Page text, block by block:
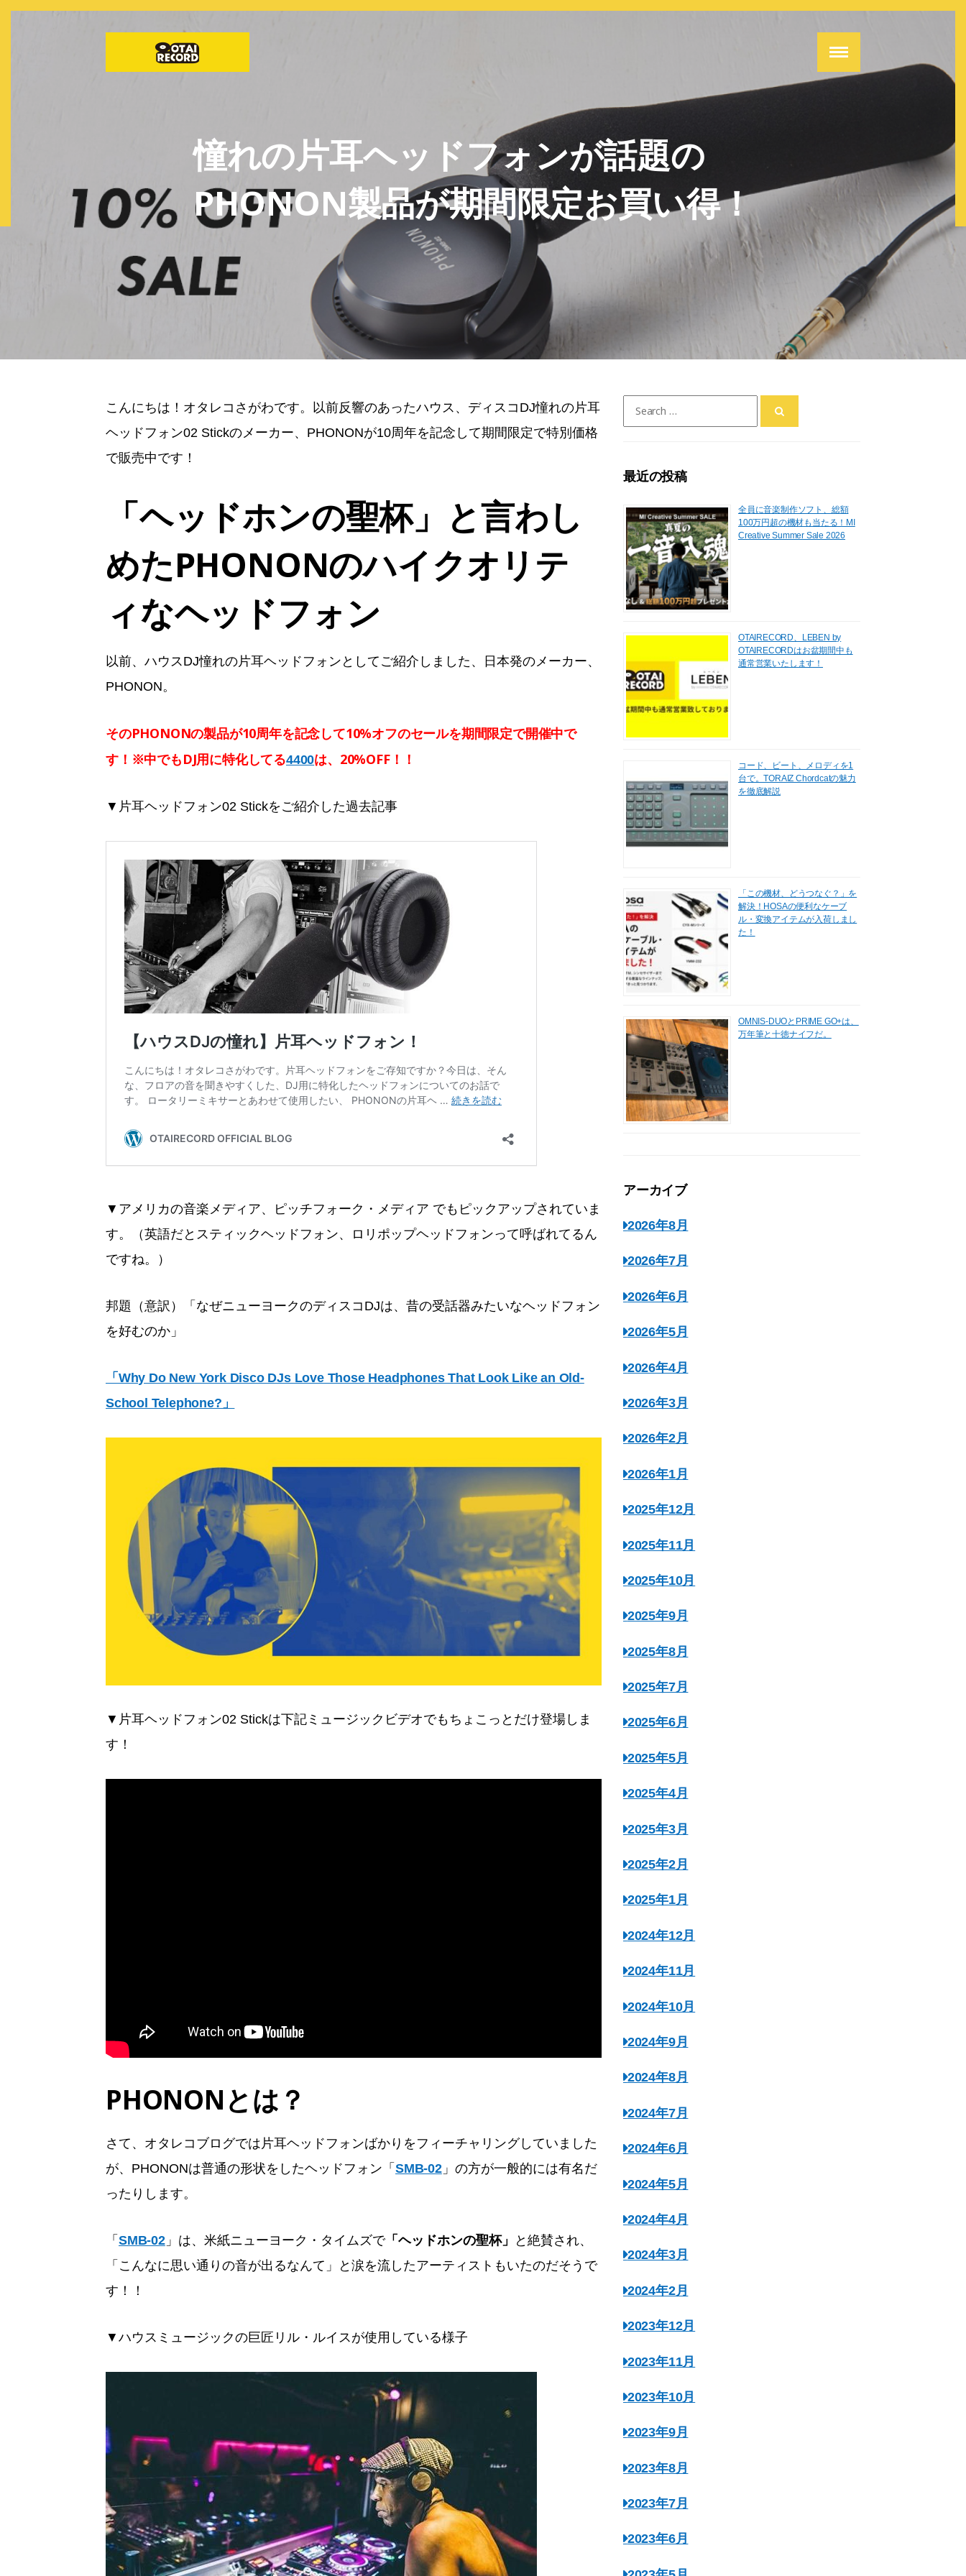
憧れの片耳ヘッドフォンが話題の
PHONON製品が期間限定お買い得！
こんにちは！オタレコさがわです。以前反響のあったハウス、ディスコDJ憧れの片耳
ヘッドフォン02 Stickのメーカー、PHONONが10周年を記念して期間限定で特別価格
で販売中です！
「ヘッドホンの聖杯」と言わし
めたPHONONのハイクオリテ
ィなヘッドフォン
以前、ハウスDJ憧れの片耳ヘッドフォンとしてご紹介しました、日本発のメーカー、
PHONON。
そのPHONONの製品が10周年を記念して10%オフのセールを期間限定で開催中で
す！※中でもDJ用に特化してる4400は、20%OFF！！
▼片耳ヘッドフォン02 Stickをご紹介した過去記事
▼アメリカの音楽メディア、ピッチフォーク・メディア でもピックアップされていま
す。（英語だとスティックヘッドフォン、ロリポップヘッドフォンって呼ばれてるん
ですね。）
邦題（意訳）「なぜニューヨークのディスコDJは、昔の受話器みたいなヘッドフォン
を好むのか」
「Why Do New York Disco DJs Love Those Headphones That Look Like an Old-
School Telephone?」
▼片耳ヘッドフォン02 Stickは下記ミュージックビデオでもちょこっとだけ登場しま
す！
PHONONとは？
さて、オタレコブログでは片耳ヘッドフォンばかりをフィーチャリングしていました
が、PHONONは普通の形状をしたヘッドフォン「 SMB-02」の方が一般的には有名だ
ったりします。
「 SMB-02」は、米紙ニューヨーク・タイムズで「ヘッドホンの聖杯」
と絶賛され、
「こんなに思い通りの音が出るなんて」と涙を流したアーティストもいたのだそうで
す！！
▼ハウスミュージックの巨匠リル・ルイスが使用している様子
for:
最近の投稿
全員に音楽制作ソフト、総額
100万円超の機材も当たる！MI
Creative Summer Sale 2026
OTAIRECORD、LEBEN by
OTAIRECORDはお盆期間中も
通常営業いたします！
コード、ビート、メロディを1
台で。TORAIZ Chordcatの魅力
を徹底解説
「この機材、どうつなぐ？」を
解決！HOSAの便利なケーブ
ル・変換アイテムが入荷しまし
た！
OMNIS-DUOとPRIME GO+は、
万年筆と十徳ナイフだ。
アーカイブ
2026年8月
2026年7月
2026年6月
2026年5月
2026年4月
2026年3月
2026年2月
2026年1月
2025年12月
2025年11月
2025年10月
2025年9月
2025年8月
2025年7月
2025年6月
2025年5月
2025年4月
2025年3月
2025年2月
2025年1月
2024年12月
2024年11月
2024年10月
2024年9月
2024年8月
2024年7月
2024年6月
2024年5月
2024年4月
2024年3月
2024年2月
2023年12月
2023年11月
2023年10月
2023年9月
2023年8月
2023年7月
2023年6月